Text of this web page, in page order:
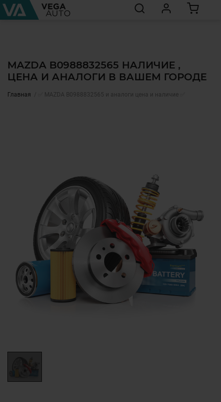
MAZDA B0988832565 НАЛИЧИЕ ,
ЦЕНА И АНАЛОГИ В ВАШЕМ ГОРОДЕ
Главная ✅ MAZDA B0988832565 и аналоги цена и наличие ✅